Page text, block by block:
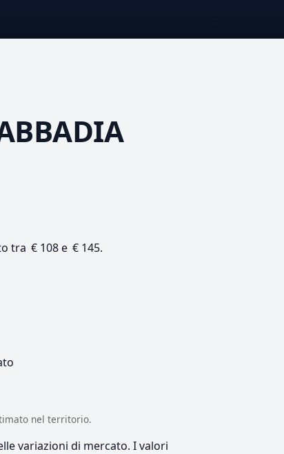
tra € 108 e € 145.
nel territorio.
variazioni di mercato. I valori